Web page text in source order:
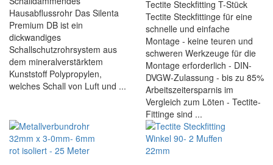
Hausabflussrohr Das Silenta
Premium DB ist ein
dickwandiges
Schallschutzrohrsystem aus
dem mineralverstärktem
Kunststoff Polypropylen,
welches Schall von Luft und ...
Tectite Steckfitting T-Stück
Tectite Steckfittinge für eine
schnelle und einfache
Montage - keine teuren und
schweren Werkzeuge für die
Montage erforderlich - DIN-
DVGW-Zulassung - bis zu 85%
Arbeitszeitersparnis im
Vergleich zum Löten - Tectite-
Fittinge sind ...